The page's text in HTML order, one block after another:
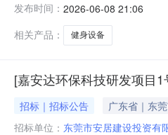
名称：嘉安达环保科技
日四、评审结果：序号
发布时间： 2026-06-08 21:06
相关产品：
健身设备
[嘉安达环保科技研发项目
招标｜招标公告 广东省｜东
招标单位： 东莞市安居建设投资有